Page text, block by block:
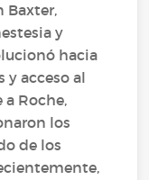
Baxter,
y
hacia
y acceso al
Roche,
los
de los